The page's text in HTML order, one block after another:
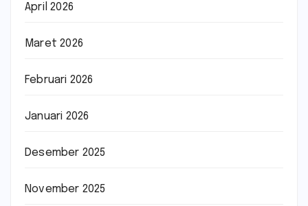
April 2026
Maret 2026
Februari 2026
Januari 2026
Desember 2025
November 2025